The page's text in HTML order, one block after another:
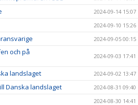
2024-09-14 15:07
2024-09-10 15:26
2024-09-05 00:15
och på
2024-09-03 17:41
landslaget 2024-09-02 13:47
Danska landslaget 2024-08-31 09:40
2024-08-30 14:41